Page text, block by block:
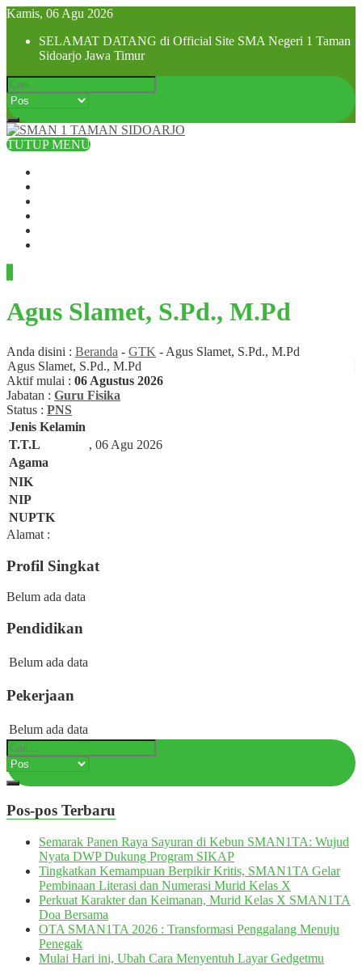
Kamis, 06 Agu 2026
SELAMAT DATANG di Official Site SMA Negeri 1 Taman
Sidoarjo Jawa Timur
TUTUP MENU
Agus Slamet, S.Pd., M.Pd
Anda disini : Beranda - GTK - Agus Slamet, S.Pd., M.Pd
Agus Slamet, S.Pd., M.Pd
Aktif mulai : 06 Agustus 2026
Jabatan : Guru Fisika
Status : PNS
Jenis Kelamin
T.T.L
, 06 Agu 2026
Agama
NIK
NIP
NUPTK
Alamat :
Profil Singkat
Belum ada data
Pendidikan
Belum ada data
Pekerjaan
Belum ada data
Pos-pos Terbaru
Semarak Panen Raya Sayuran di Kebun SMAN1TA: Wujud
Nyata DWP Dukung Program SIKAP
Tingkatkan Kemampuan Berpikir Kritis, SMAN1TA Gelar
Pembinaan Literasi dan Numerasi Murid Kelas X
Perkuat Karakter dan Keimanan, Murid Kelas X SMAN1TA
Doa Bersama
OTA SMAN1TA 2026 : Transformasi Penggalang Menuju
Penegak
Mulai Hari ini, Ubah Cara Menyentuh Layar Gedgetmu